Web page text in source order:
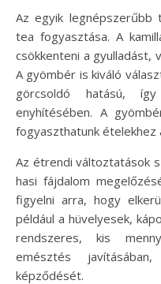
Az egyik legnépszerűbb
tea fogyasztása. A
csökkenteni a gyulladást,
A gyömbér is kiváló
görcsoldó hatású,
enyhítésében. A
fogyaszthatunk ételekhez
Az étrendi változtatások
hasi fájdalom
figyelni arra, hogy
például a hüvelyesek,
rendszeres, kis
emésztés
képződését.